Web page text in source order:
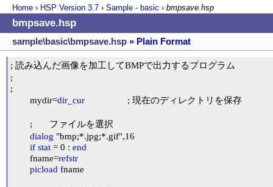
Home › HSP Version 3.7 › Sample - basic › bmpsave.hsp
bmpsave.hsp
sample\basic\bmpsave.hsp » Plain Format
; 読み込んだ画像を加工してBMPで出力するプログラム
;
;
	mydir=
dir_cur
dialog "bmp;*.jpg;*.gif",16
if stat = 0 : end
	fname=
refstr
picload fname